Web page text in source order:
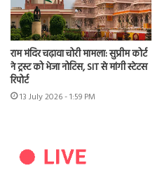
राम मंदिर चढ़ावा चोरी मामला: सुप्रीम कोर्ट
ने ट्रस्ट को भेजा नोटिस, SIT से मांगी स्टेटस
रिपोर्ट
13 July 2026 - 1:59 PM